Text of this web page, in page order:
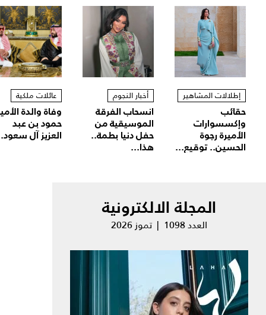
إطلالات المشاهير
حقائب
وإكسسوارات
الأميرة رجوة
الحسين.. توقيع...
أخبار النجوم
انسحاب الفرقة
الموسيقية من
حفل دنيا بطمة..
هذا...
عائلات ملكية
وفاة والدة
حمود بن عبد
العزيز آل
المجلة الالكترونية
العدد 1098 | تموز 2026